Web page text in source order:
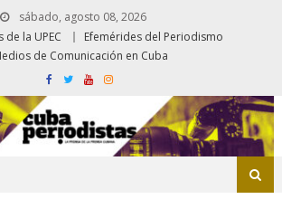
sábado, agosto 08, 2026
la UPEC
Efemérides del Periodismo
de Comunicación en Cuba